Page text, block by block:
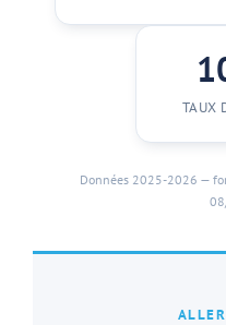
TAUX
Données 2025-2026 —